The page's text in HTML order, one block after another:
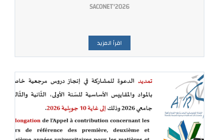
SACONET'2026
اقرأ المزيد